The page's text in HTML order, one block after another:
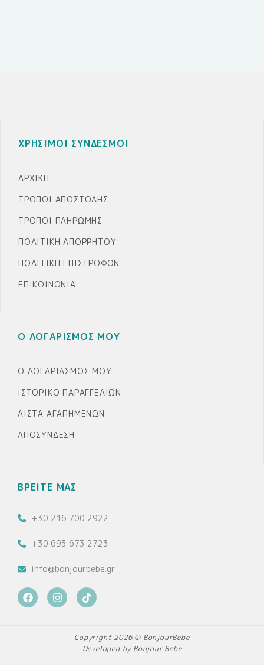
ΧΡΗΣΙΜΟΙ ΣΥΝΔΕΣΜΟΙ
ΑΡΧΙΚΉ
ΤΡΌΠΟΙ ΑΠΟΣΤΟΛΉΣ
ΤΡΌΠΟΙ ΠΛΗΡΩΜΉΣ
ΠΟΛΙΤΙΚΉ ΑΠΟΡΡΉΤΟΥ
ΠΟΛΙΤΙΚΉ ΕΠΙΣΤΡΟΦΏΝ
ΕΠΙΚΟΙΝΩΝΊΑ
Ο ΛΟΓΑΡΙΣΜΟΣ ΜΟΥ
Ο ΛΟΓΑΡΙΑΣΜΌΣ ΜΟΥ
ΙΣΤΟΡΙΚΌ ΠΑΡΑΓΓΕΛΙΏΝ
ΛΊΣΤΑ ΑΓΑΠΗΜΈΝΩΝ
ΑΠΟΣΎΝΔΕΣΗ
ΒΡΕΙΤΕ ΜΑΣ
+30 216 700 2922
+30 693 673 2723
info@bonjourbebe.gr
F
a
c
I
n
s
T
i
k
k
Copyright 2026 © BonjourBebe
Developed by Bonjour Bebe